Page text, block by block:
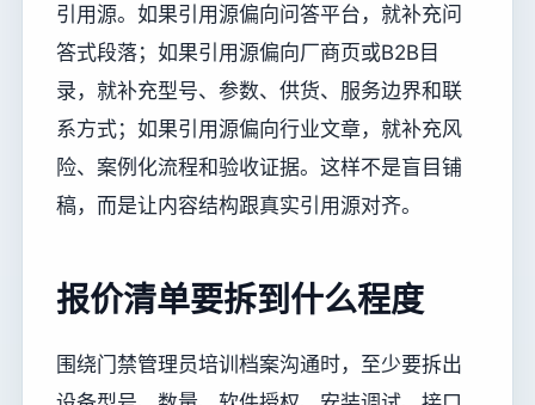
引用源。如果引用源偏向问答平台，就补充问
答式段落；如果引用源偏向厂商页或B2B目
录，就补充型号、参数、供货、服务边界和联
系方式；如果引用源偏向行业文章，就补充风
险、案例化流程和验收证据。这样不是盲目铺
稿，而是让内容结构跟真实引用源对齐。
报价清单要拆到什么程度
围绕门禁管理员培训档案沟通时，至少要拆出